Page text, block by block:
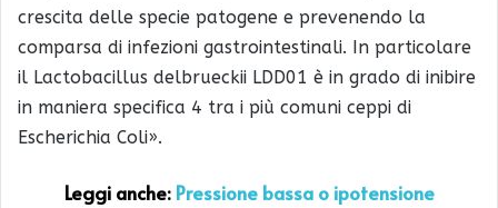
crescita delle specie patogene e prevenendo la
comparsa di infezioni gastrointestinali. In particolare
il Lactobacillus delbrueckii LDD01 è in grado di inibire
in maniera specifica 4 tra i più comuni ceppi di
Escherichia Coli».
Leggi anche: Pressione bassa o ipotensione